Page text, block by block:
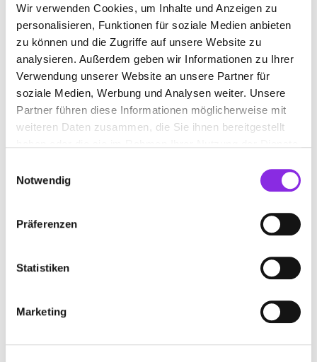
Wir verwenden Cookies, um Inhalte und Anzeigen zu
personalisieren, Funktionen für soziale Medien anbieten
zu können und die Zugriffe auf unsere Website zu
analysieren. Außerdem geben wir Informationen zu Ihrer
Verwendung unserer Website an unsere Partner für
soziale Medien, Werbung und Analysen weiter. Unsere
Partner führen diese Informationen möglicherweise mit
weiteren Daten zusammen, die Sie ihnen bereitgestellt
Notwendig
Präferenzen
Statistiken
Marketing
GETRÄNKE FELIX GMBH
Am Gäxwald 2| 76863 Herxheim bei Landau Pfalz DE
+497276987440
getraenke-felix-gmbh.weblocator.de
GETRÄNKE CHRIS